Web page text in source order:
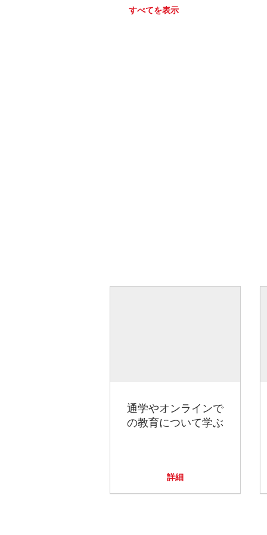
すべてを表示
通学やオンラインで
の教育について学ぶ
詳細